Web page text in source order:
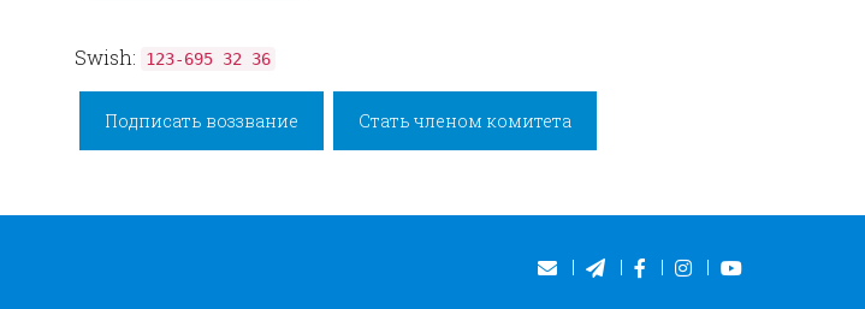
Swish: 123-695 32 36
Подписать воззвание Стать членом комитета